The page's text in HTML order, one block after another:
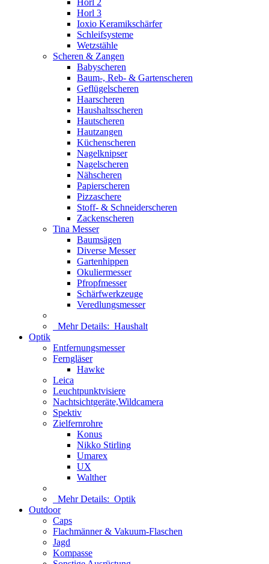
Horl 2
Horl 3
Ioxio Keramikschärfer
Schleifsysteme
Wetzstähle
Scheren & Zangen
Babyscheren
Baum-, Reb- & Gartenscheren
Geflügelscheren
Haarscheren
Haushaltsscheren
Hautscheren
Hautzangen
Küchenscheren
Nagelknipser
Nagelscheren
Nähscheren
Papierscheren
Pizzaschere
Stoff- & Schneiderscheren
Zackenscheren
Tina Messer
Baumsägen
Diverse Messer
Gartenhippen
Okuliermesser
Pfropfmesser
Schärfwerkzeuge
Veredlungsmesser
Mehr Details: Haushalt
Optik
Entfernungsmesser
Ferngläser
Hawke
Leica
Leuchtpunktvisiere
Nachtsichtgeräte,Wildcamera
Spektiv
Zielfernrohre
Konus
Nikko Stirling
Umarex
UX
Walther
Mehr Details: Optik
Outdoor
Caps
Flachmänner & Vakuum-Flaschen
Jagd
Kompasse